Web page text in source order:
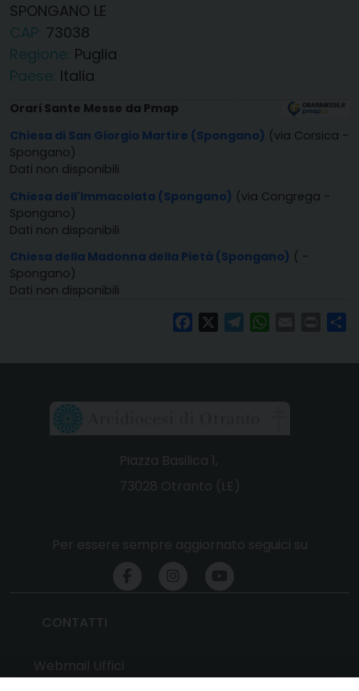
SPONGANO LE
CAP: 73038
Regione: Puglia
Paese: Italia
Orari Sante Messe da Pmap
Chiesa di San Giorgio Martire (Spongano) (via Corsica -
Spongano)
Dati non disponibili
Chiesa dell'Immacolata (Spongano) (via Congrega -
Spongano)
Dati non disponibili
Chiesa della Madonna della Pietà (Spongano) ( -
Spongano)
Dati non disponibili
FacebookTelegramWhatsAppPrint